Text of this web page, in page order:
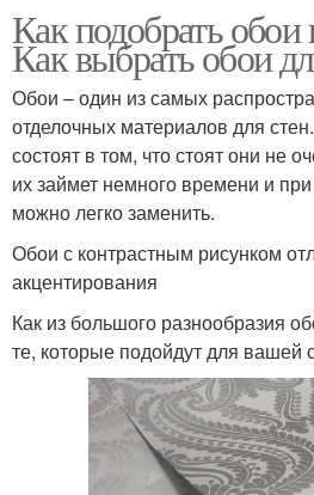
Как подобрать
Как выбрать обои
Обои – один из самых
отделочных материалов для
состоят в том, что стоят они не
их займет немного времени и
можно легко заменить.
Обои с контрастным рисунком
акцентирования
Как из большого разнообразия
те, которые подойдут для вашей